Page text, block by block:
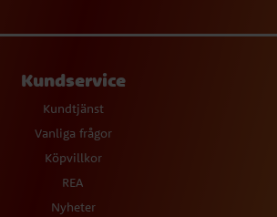
Kundservice
Kundtjänst
Vanliga frågor
Köpvillkor
REA
Nyheter